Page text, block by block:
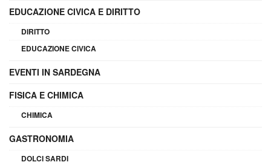
EDUCAZIONE CIVICA E DIRITTO
DIRITTO
EDUCAZIONE CIVICA
EVENTI IN SARDEGNA
FISICA E CHIMICA
CHIMICA
GASTRONOMIA
DOLCI SARDI